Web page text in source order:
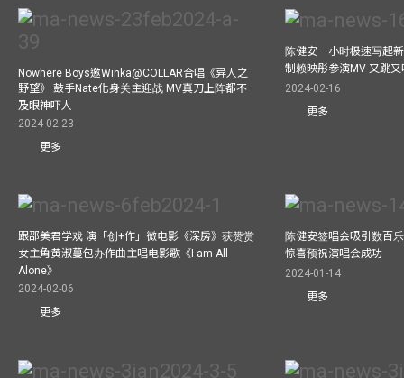
Nowhere Boys邀Winka@COLLAR合唱《异人之
野望》 鼓手Nate化身关主迎战 MV真刀上阵都不
及眼神吓人
2024-02-23
更多
陈健安一小时极速写起
制赖映彤参演MV 又跳
2024-02-16
更多
跟邵美君学戏 演「创+作」微电影《深房》获赞赏
女主角黄淑蔓包办作曲主唱电影歌《I am All
Alone》
2024-02-06
更多
陈健安签唱会吸引数百
惊喜预祝演唱会成功
2024-01-14
更多